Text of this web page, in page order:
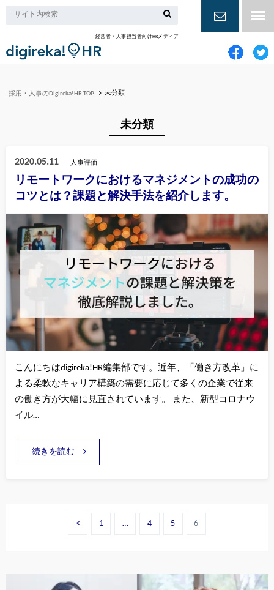
経営者・人事担当者向けHRメディア
お問い合
採用・人事のDigireka!HR TOP 未分類
未分類
2020.05.11 人事評価
リモートワークにおけるマネジメントの成功の
コツとは？課題と解決手法を紹介します。
こんにちはdigireka!HR編集部です。近年、「働き方改革」に
よる柔軟なキャリア構築の需要に応じて多くの企業で従来
の働き方が大幅に見直されています。 また、新型コロナウ
イル…
続きを読む
< 1 … 4 5 6